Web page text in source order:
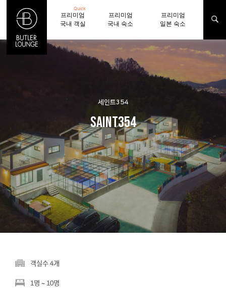
프리미엄
국내 객실
Quick
프리미엄
국내 숙소
프리미엄
일본 숙소
세인트354
SAINT354
객실수 4개
1명 ~ 10명